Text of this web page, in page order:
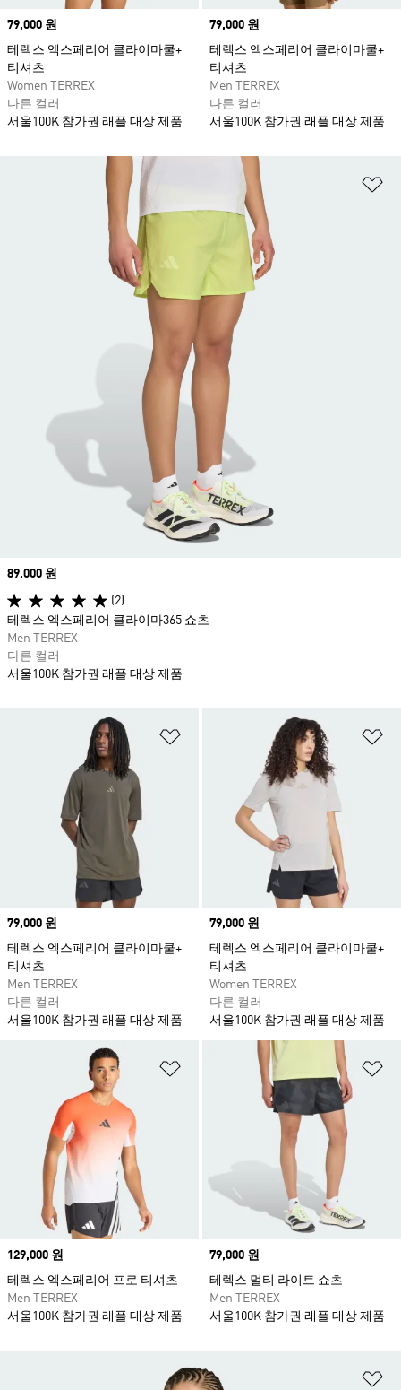
Price
79,000 원
테렉스 엑스페리어 클라이마쿨+
티셔츠
Women TERREX
다른 컬러
서울100K 참가권 래플 대상 제품
Price
79,000 원
테렉스 엑스페리어 클라이마쿨+
티셔츠
Men TERREX
다른 컬러
서울100K 참가권 래플 대상 제품
위시리스트 담기
Price
79,000 원
테렉스 엑스페리어 클라이마쿨+
티셔츠
Men TERREX
다른 컬러
서울100K 참가권 래플 대상 제품
Price
79,000 원
테렉스 엑스페리어 클라이마쿨+
티셔츠
Women TERREX
다른 컬러
서울100K 참가권 래플 대상 제품
위시리스트 담기
Price
129,000 원
테렉스 엑스페리어 프로 티셔츠
Men TERREX
서울100K 참가권 래플 대상 제품
Price
79,000 원
테렉스 멀티 라이트 쇼츠
Men TERREX
서울100K 참가권 래플 대상 제품
Price
89,000 원
(2)
테렉스 엑스페리어 클라이마365 쇼츠
Men TERREX
다른 컬러
서울100K 참가권 래플 대상 제품